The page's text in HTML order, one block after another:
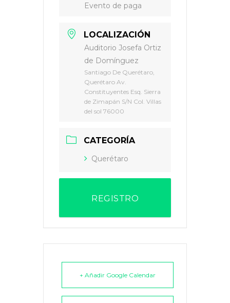
Evento de paga
LOCALIZACIÓN
Auditorio Josefa Ortiz
de Domínguez
Santiago De Querétaro,
Querétaro Av.
Constituyentes Esq. Sierra
de Zimapán S/N Col. Villas
del sol 76000
CATEGORÍA
Querétaro
REGISTRO
+ Añadir Google Calendar